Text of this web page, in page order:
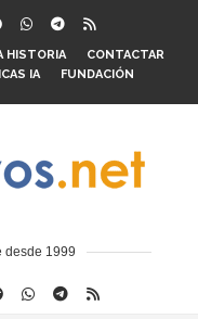
HISTORIA
CONTACTAR
IA FUNDACIÓN
desde 1999